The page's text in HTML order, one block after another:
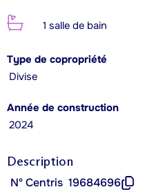
1 salle de bain
Type de copropriété
Divise
Année de construction
2024
Description
Nº Centris 19684696